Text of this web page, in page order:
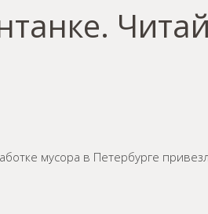
мусора в Петербурге